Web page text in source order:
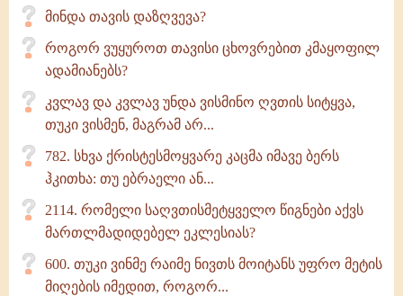
მინდა თავის დაზღვევა?
როგორ ვუყუროთ თავისი ცხოვრებით კმაყოფილ
ადამიანებს?
კვლავ და კვლავ უნდა ვისმინო ღვთის სიტყვა,
თუკი ვისმენ, მაგრამ არ...
782. სხვა ქრისტესმოყვარე კაცმა იმავე ბერს
ჰკითხა: თუ ებრაელი ან...
2114. რომელი საღვთისმეტყველო წიგნები აქვს
მართლმადიდებელ ეკლესიას?
600. თუკი ვინმე რაიმე ნივთს მოიტანს უფრო მეტის
მიღების იმედით, როგორ...